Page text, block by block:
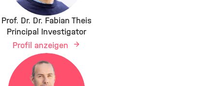
Prof. Dr. Dr. Fabian Theis
Principal Investigator
Profil anzeigen